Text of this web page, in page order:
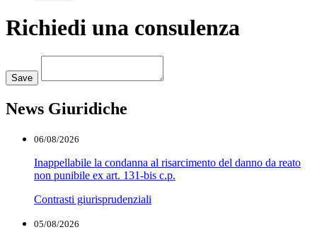
Richiedi una consulenza
Save
News Giuridiche
06/08/2026
Inappellabile la condanna al risarcimento del danno da reato
non punibile ex art. 131-bis c.p.
Contrasti giurisprudenziali
05/08/2026